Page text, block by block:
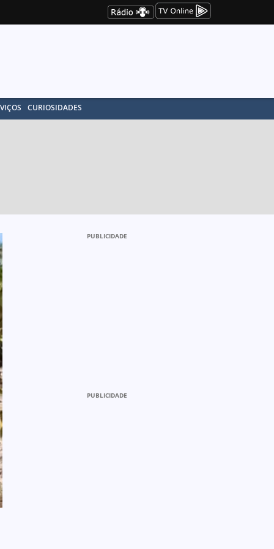
CURIOSIDADES
PUBLICIDADE
PUBLICIDADE